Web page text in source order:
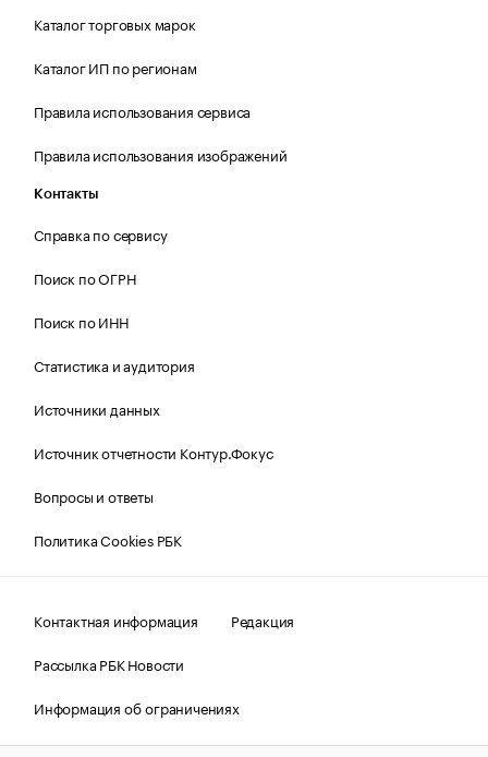
Каталог торговых марок
Каталог ИП по регионам
Правила использования сервиса
Правила использования изображений
Контакты
Справка по сервису
Поиск по ОГРН
Поиск по ИНН
Статистика и аудитория
Источники данных
Источник отчетности Контур.Фокус
Вопросы и ответы
Политика Cookies РБК
Контактная информация
Редакция
Рассылка РБК Новости
Информация об ограничениях
Правовая информация
О соблюдении авторских прав